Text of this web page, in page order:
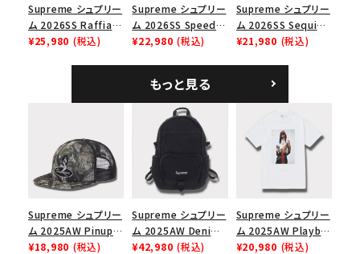
絞り込んで検索する
Supreme シュプリー
ム 2026SS Raffia
Mesh Back 5-Panel
¥25,980 (税込)
Supreme シュプリー
ム 2026SS Speed
Tee スピードTシャツ
¥22,980 (税込)
Supreme シュプリー
ム 2026SS Sequin
Denim Classic
シックロゴ 6パネルキ
ャップ ブラック
¥21,980 (税込)
もっと見る
Supreme シュプリー
ム 2025AW Pinup
Mesh Back 5-Panel
¥18,980 (税込)
Supreme シュプリー
ム 2025AW Denim
Backpack デニム バ
¥42,980 (税込)
Supreme シュプリー
ム 2025AW Playboi
Carti Tee プレイボ
¥20,980 (税込)